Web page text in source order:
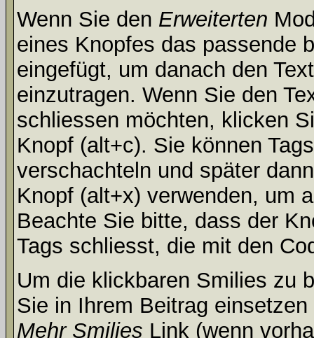
Wenn Sie den Erweiterten
eines Knopfes das passende
eingefügt, um danach den
einzutragen. Wenn Sie den
schliessen möchten, klicken
Knopf (alt+c). Sie können
verschachteln und später
Knopf (alt+x) verwenden, um
Beachte Sie bitte, dass der
Tags schliesst, die mit den
Um die klickbaren Smilies zu
Sie in Ihrem Beitrag
Mehr Smilies Link (wenn